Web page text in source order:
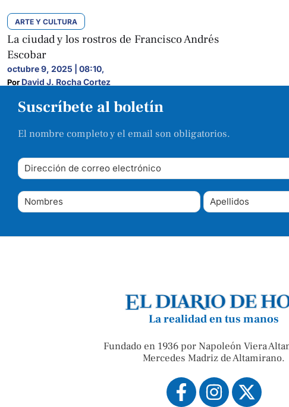
ARTE Y CULTURA
La ciudad y los rostros de Francisco Andrés
Escobar
octubre 9, 2025 | 08:10,
Por David J. Rocha Cortez
Suscríbete al boletín
El nombre completo y el email son obligatorios.
La realidad en tus manos
Fundado en 1936 por Napoleón Viera
Mercedes Madriz de Altamirano.